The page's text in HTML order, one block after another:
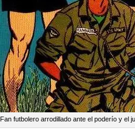
Fan futbolero arrodillado ante el poderío y el